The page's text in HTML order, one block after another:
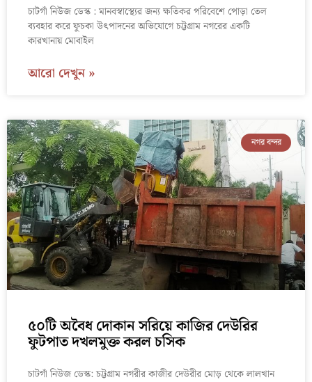
চাটগাঁ নিউজ ডেস্ক : মানবস্বাস্থ্যের জন্য ক্ষতিকর পরিবেশে পোড়া তেল
ব্যবহার করে ফুচকা উৎপাদনের অভিযোগে চট্টগ্রাম নগরের একটি
কারখানায় মোবাইল
আরো দেখুন »
নগর বন্দর
৫০টি অবৈধ দোকান সরিয়ে কাজির দেউরির
ফুটপাত দখলমুক্ত করল চসিক
চাটগাঁ নিউজ ডেস্ক: চট্টগ্রাম নগরীর কাজীর দেউরীর মোড় থেকে লালখান